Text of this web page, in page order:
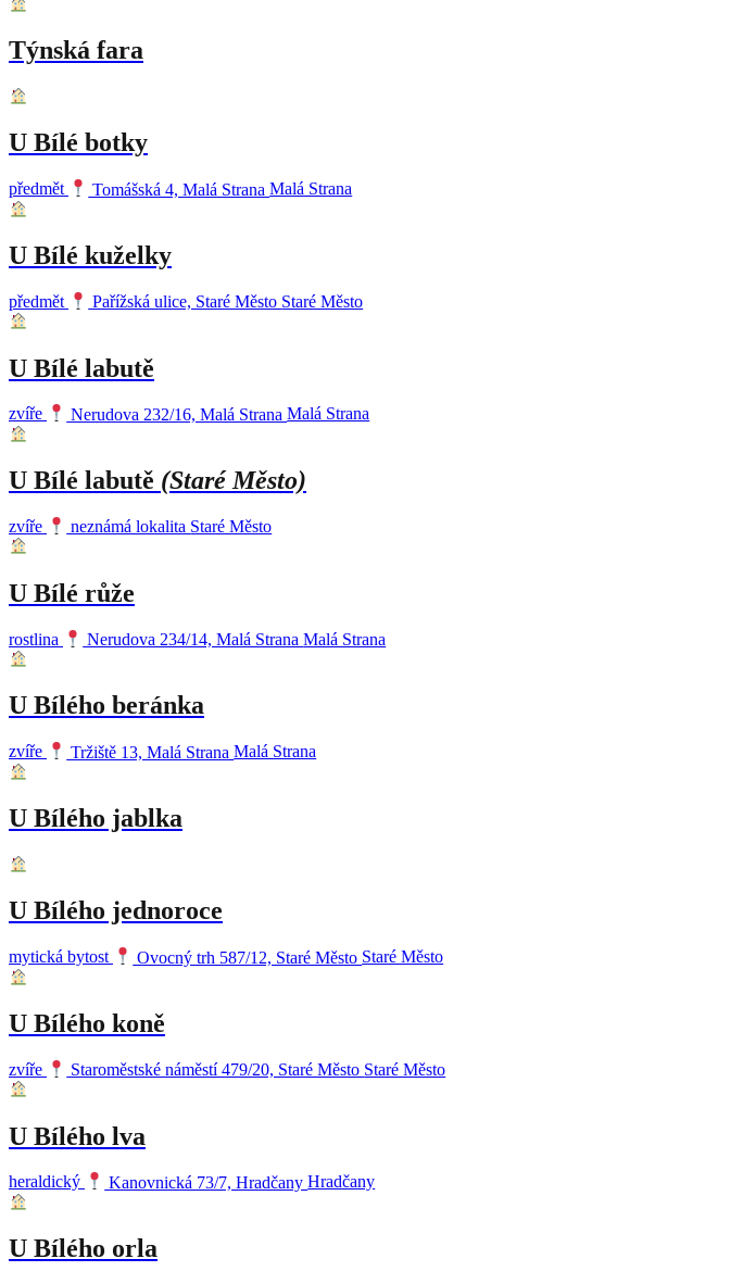
Týnská fara
U Bílé botky
předmět Tomášská 4, Malá StranaMalá Strana
U Bílé kuželky
předmět Pařížská ulice, Staré Město Staré Město
U Bílé labutě
zvíře Nerudova 232/16, Malá StranaMalá Strana
U Bílé labutě (Staré Město)
zvíře neznámá lokalita Staré Město
U Bílé růže
rostlina Nerudova 234/14, Malá StranaMalá Strana
U Bílého beránka
zvíře Tržiště 13, Malá StranaMalá Strana
U Bílého jablka
U Bílého jednoroce
mytická bytost Ovocný trh 587/12, Staré Město Staré Město
U Bílého koně
zvíře Staroměstské náměstí 479/20, Staré Město Staré Město
U Bílého lva
heraldický Kanovnická 73/7, HradčanyHradčany
U Bílého orla